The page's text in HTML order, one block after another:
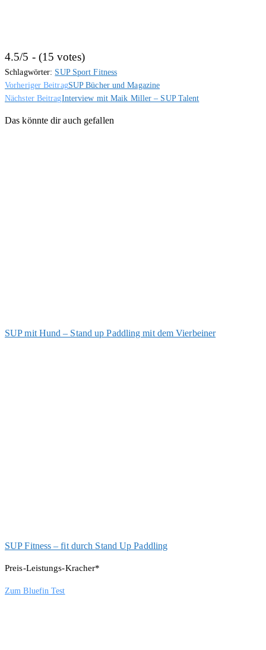
4.5/5 - (15 votes)
Schlagwörter: SUP Sport Fitness
Weitere
Artikel
Vorheriger BeitragSUP Bücher und Magazine
Nächster BeitragInterview mit Maik Miller – SUP Talent
Das könnte dir auch gefallen
SUP mit Hund – Stand up Paddling mit dem Vierbeiner
SUP Fitness – fit durch Stand Up Paddling
Preis-Leistungs-Kracher*
Zum Bluefin Test